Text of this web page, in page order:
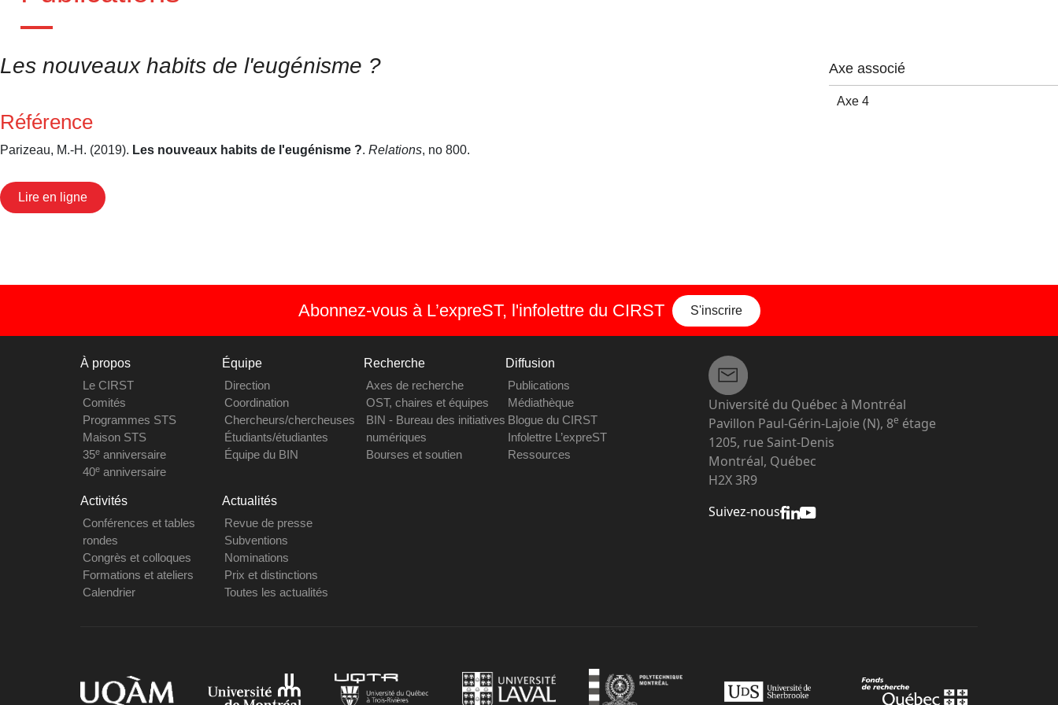
Les nouveaux habits de l'eugénisme ?
Référence
Parizeau, M.-H. (2019). Les nouveaux habits de l'eugénisme ?. Relations, no 800.
Axe associé
Axe 4
Lire en ligne
Abonnez-vous à L’expreST, l'infolettre du CIRST S'inscrire
À propos
Le CIRST
Comités
Programmes STS
Maison STS
35eanniversaire
40eanniversaire
Équipe
Direction
Coordination
Chercheurs/chercheuses
Étudiants/étudiantes
Équipe du BIN
Recherche
Axes de recherche
OST, chaires et équipes
BIN - Bureau des initiatives
numériques
Bourses et soutien
Diffusion
Publications
Médiathèque
Blogue du CIRST
Infolettre L’expreST
Ressources
Activités
Conférences et tables
rondes
Congrès et colloques
Formations et ateliers
Calendrier
Actualités
Revue de presse
Subventions
Nominations
Prix et distinctions
Toutes les actualités
Université du Québec à Montréal
Pavillon Paul-Gérin-Lajoie (N), 8e étage
1205, rue Saint-Denis
Montréal, Québec
H2X 3R9
Suivez-nous